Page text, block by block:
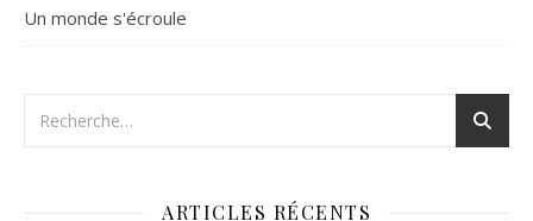
Un monde s'écroule
ARTICLES RÉCENTS